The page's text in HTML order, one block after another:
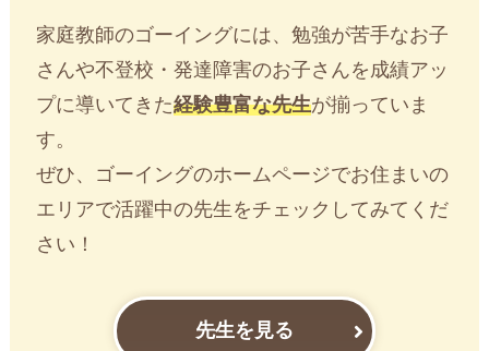
家庭教師のゴーイングには、勉強が苦手なお子
さんや不登校・発達障害のお子さんを成績アッ
プに導いてきた経験豊富な先生が揃っていま
す。
ぜひ、ゴーイングのホームページでお住まいの
エリアで活躍中の先生をチェックしてみてくだ
さい！
先生を見る